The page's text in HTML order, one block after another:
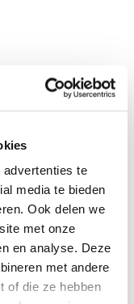
te
media te bieden
Ook delen we
met onze
en analyse. Deze
met andere
of die ze hebben
De manier
consumeren
en
Kennisnet
als
veranderende
praten we